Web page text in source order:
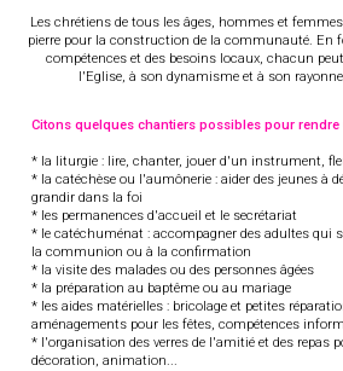
Les chrétiens de tous les âges, hommes et
pierre pour la construction de la communauté. En
compétences et des besoins locaux, chacun
l'Eglise, à son dynamisme et à son
Citons quelques chantiers possibles pour rendre
* la liturgie : lire, chanter, jouer d'un instrument,
* la catéchèse ou l'aumônerie : aider des jeunes à
grandir dans la foi
* les permanences d'accueil et le secrétariat
* le catéchuménat : accompagner des adultes qui
la communion ou à la confirmation
* la visite des malades ou des personnes âgées
* la préparation au baptême ou au mariage
* les aides matérielles : bricolage et petites
aménagements pour les fêtes, compétences
* l'organisation des verres de l'amitié et des repas
décoration, animation...